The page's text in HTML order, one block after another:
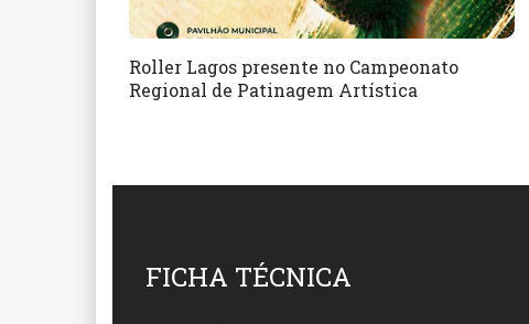
Roller Lagos presente no Campeonato
Regional de Patinagem Artística
FICHA TÉCNICA